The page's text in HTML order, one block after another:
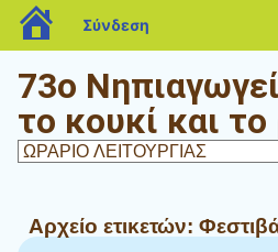
73ο
το κουκί και το
Αρχείο ετικετών:
blogs.sch.gr
Σύνδεση